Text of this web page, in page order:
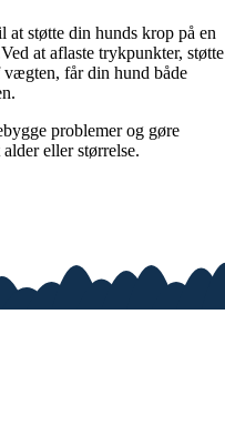
at støtte din hunds krop på en
at aflaste trykpunkter, støtte
får din hund både
problemer og gøre
eller størrelse.